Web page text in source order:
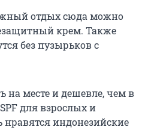
отдых сюда можно
крем. Также
без пузырьков с
месте и дешевле, чем в
для взрослых и
индонезийские